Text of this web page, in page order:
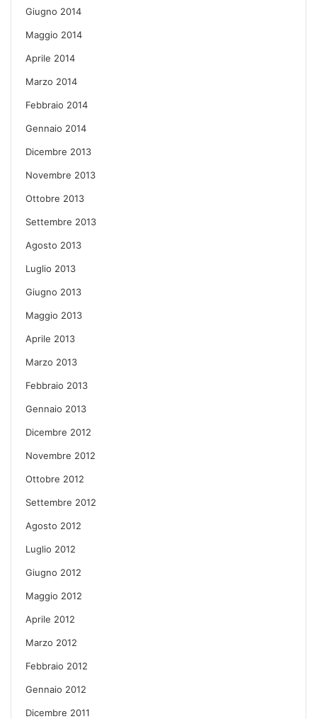
Giugno 2014
Maggio 2014
Aprile 2014
Marzo 2014
Febbraio 2014
Gennaio 2014
Dicembre 2013
Novembre 2013
Ottobre 2013
Settembre 2013
Agosto 2013
Luglio 2013
Giugno 2013
Maggio 2013
Aprile 2013
Marzo 2013
Febbraio 2013
Gennaio 2013
Dicembre 2012
Novembre 2012
Ottobre 2012
Settembre 2012
Agosto 2012
Luglio 2012
Giugno 2012
Maggio 2012
Aprile 2012
Marzo 2012
Febbraio 2012
Gennaio 2012
Dicembre 2011